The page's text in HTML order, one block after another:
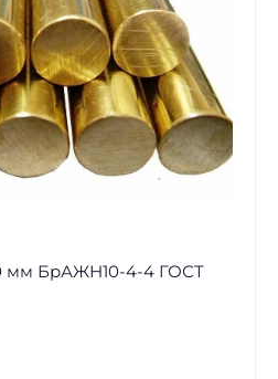
мм БрАЖН10-4-4 ГОСТ